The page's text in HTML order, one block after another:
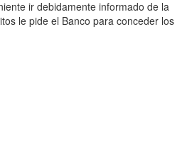
ir debidamente informado de la
le pide el Banco para conceder los